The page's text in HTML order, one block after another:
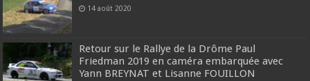
14 août 2020
Retour sur le Rallye de la Drôme Paul
Friedman 2019 en caméra embarquée avec
Yann BREYNAT et Lisanne FOUILLON